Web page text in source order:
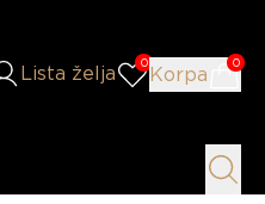
Lista želja
0
Korpa
0